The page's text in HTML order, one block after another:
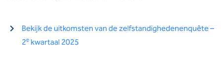
Bekijk de uitkomsten van de zelfstandighedenenquête –
2e kwartaal 2025